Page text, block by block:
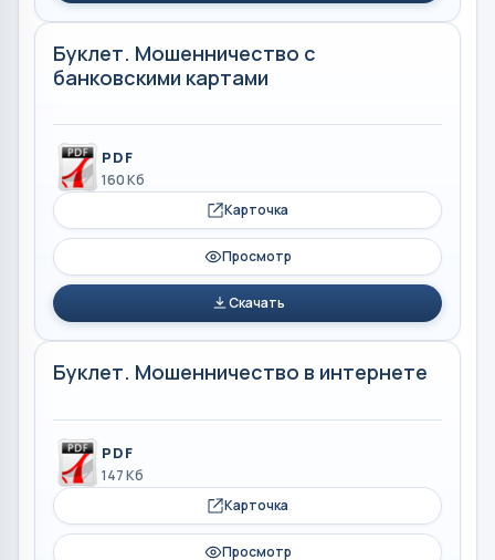
Буклет. Мошенничество с
банковскими картами
PDF
160 Кб
Карточка
Просмотр
Скачать
Буклет. Мошенничество в интернете
PDF
147 Кб
Карточка
Просмотр